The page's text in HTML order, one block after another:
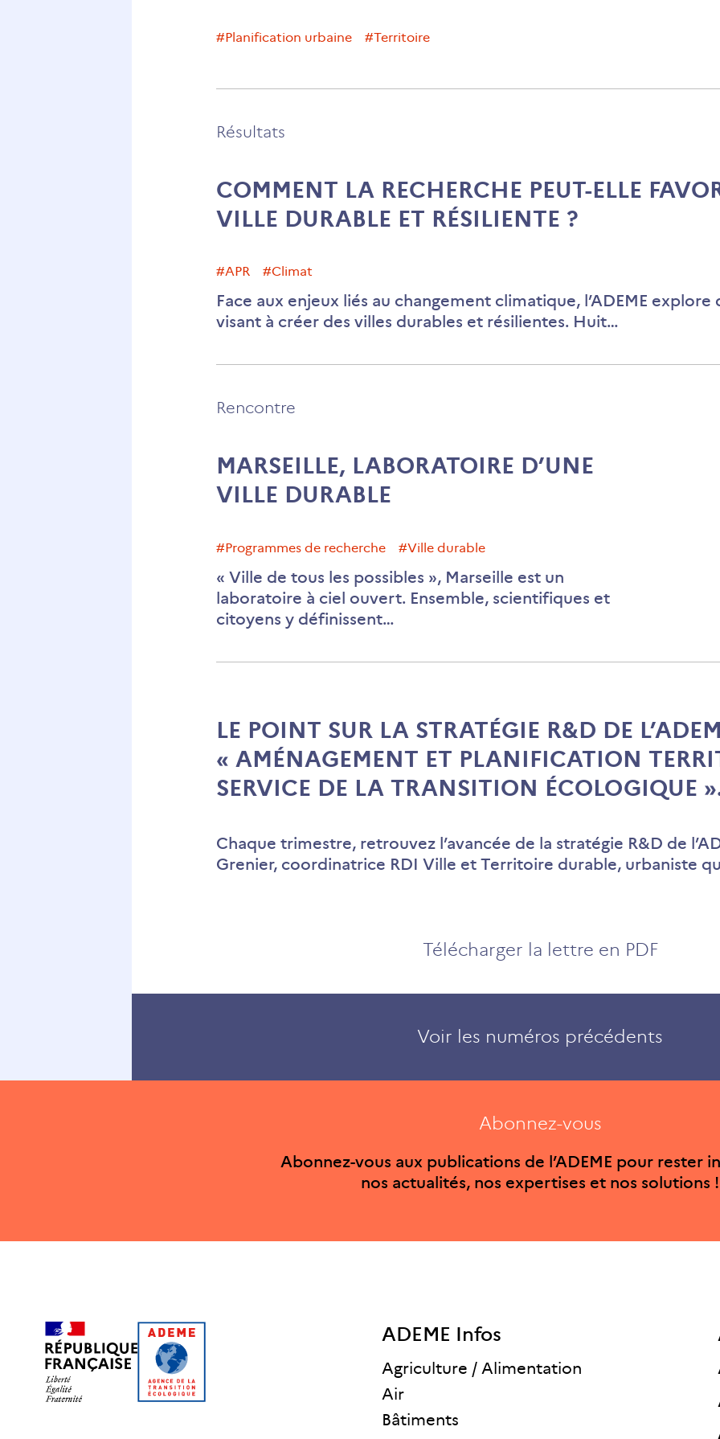
et
locales
France
Loire-
#planification urbaine #Territoire
COMMENT LA RECHERCHE PEUT-ELLE
VILLE DURABLE ET RÉSILIENTE ?
Résultats
#APR #climat
Face aux enjeux liés au changement climatique, l’ADEME explore
visant à créer des villes durables et résilientes. Huit…
MARSEILLE, LABORATOIRE D’UNE
VILLE DURABLE
Rencontre
#Programmes de recherche #ville durable
« Ville de tous les possibles », Marseille est un
laboratoire à ciel ouvert. Ensemble, scientifiques et
citoyens y définissent…
LE POINT SUR LA STRATÉGIE R&D DE
« AMÉNAGEMENT ET PLANIFICATION
SERVICE DE LA TRANSITION ÉCOLOGIQUE
Chaque trimestre, retrouvez l’avancée de la stratégie R&D de
Grenier, coordinatrice RDI Ville et Territoire durable, urbaniste
Télécharger la lettre en PDF
Voir les numéros précédents
Abonnez-vous
Abonnez-vous aux publications de l’ADEME pour rester
nos actualités, nos expertises et nos solutions !
ADEME Infos
Agriculture / Alimentation
Air
Bâtiments